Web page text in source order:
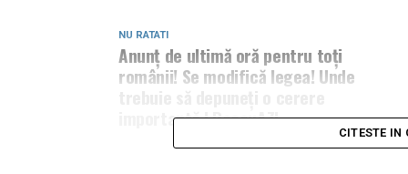
NU RATATI
Anunț de ultimă oră pentru toți
românii! Se modifică legea! Unde
importantă | BacauAZI
CITESTE IN